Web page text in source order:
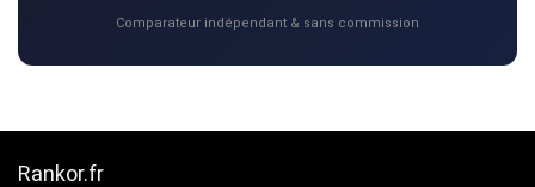
Comparateur indépendant & sans commission
Rankor.fr